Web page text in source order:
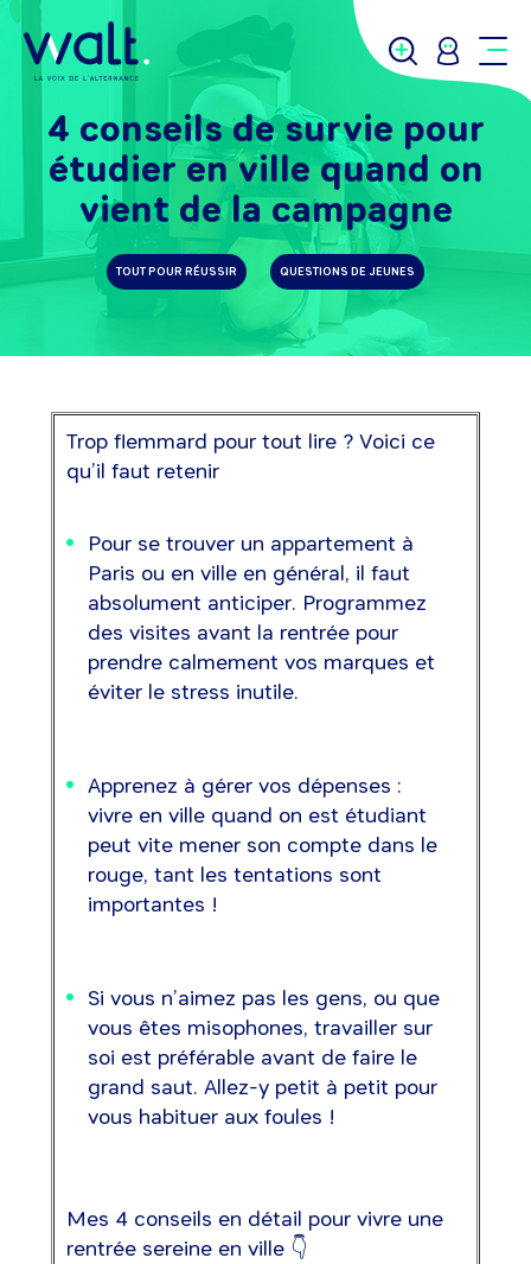
4 conseils de survie pour
étudier en ville quand on
vient de la campagne
TOUT POUR RÉUSSIR QUESTIONS DE JEUNES
Trop flemmard pour tout lire ? Voici ce
qu’il faut retenir
Pour se trouver un appartement à
Paris ou en ville en général, il faut
absolument anticiper. Programmez
des visites avant la rentrée pour
prendre calmement vos marques et
éviter le stress inutile.
Apprenez à gérer vos dépenses :
vivre en ville quand on est étudiant
peut vite mener son compte dans le
rouge, tant les tentations sont
importantes !
Si vous n’aimez pas les gens, ou que
vous êtes misophones, travailler sur
soi est préférable avant de faire le
grand saut. Allez-y petit à petit pour
vous habituer aux foules !
Mes 4 conseils en détail pour vivre une
rentrée sereine en ville 👇